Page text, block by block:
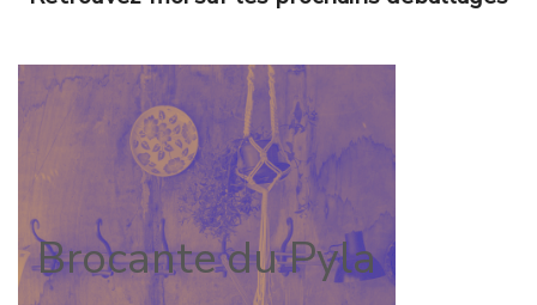
Brocante du Pyla